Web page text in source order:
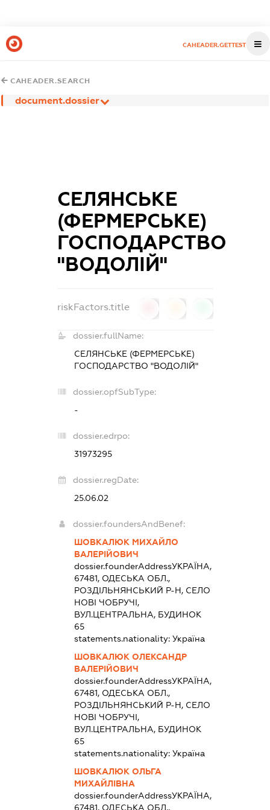
CAHEADER.GETTEST
CAHEADER.SEARCH
document.dossier
СЕЛЯНСЬКЕ
(ФЕРМЕРСЬКЕ)
ГОСПОДАРСТВО
"ВОДОЛІЙ"
riskFactors.title
dossier.fullName:
СЕЛЯНСЬКЕ (ФЕРМЕРСЬКЕ)
ГОСПОДАРСТВО "ВОДОЛІЙ"
dossier.opfSubType:
-
dossier.edrpo:
31973295
dossier.regDate:
25.06.02
dossier.foundersAndBenef:
ШОВКАЛЮК МИХАЙЛО
ВАЛЕРІЙОВИЧ
dossier.founderAddressУКРАЇНА,
67481, ОДЕСЬКА ОБЛ.,
РОЗДІЛЬНЯНСЬКИЙ Р-Н, СЕЛО
НОВІ ЧОБРУЧІ,
ВУЛ.ЦЕНТРАЛЬНА, БУДИНОК
65
statements.nationality: Україна
ШОВКАЛЮК ОЛЕКСАНДР
ВАЛЕРІЙОВИЧ
dossier.founderAddressУКРАЇНА,
67481, ОДЕСЬКА ОБЛ.,
РОЗДІЛЬНЯНСЬКИЙ Р-Н, СЕЛО
НОВІ ЧОБРУЧІ,
ВУЛ.ЦЕНТРАЛЬНА, БУДИНОК
65
statements.nationality: Україна
ШОВКАЛЮК ОЛЬГА
МИХАЙЛІВНА
dossier.founderAddressУКРАЇНА,
67481, ОДЕСЬКА ОБЛ.,